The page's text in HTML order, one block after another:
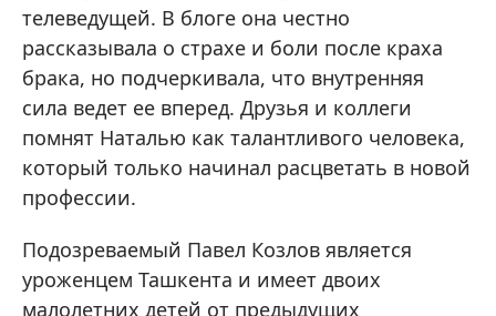
телеведущей. В блоге она честно
рассказывала о страхе и боли после краха
брака, но подчеркивала, что внутренняя
сила ведет ее вперед. Друзья и коллеги
помнят Наталью как талантливого человека,
который только начинал расцветать в новой
профессии.
Подозреваемый Павел Козлов является
уроженцем Ташкента и имеет двоих
малолетних детей от предыдущих